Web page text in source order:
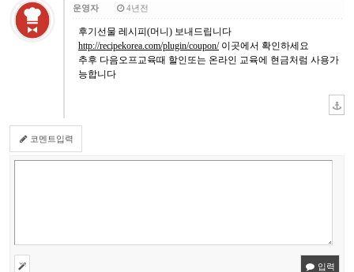
운영자 4년전
후기선물 레시피(머니) 보내드립니다
http://recipekorea.com/plugin/coupon/이곳에서 확인하세요
추후 다음오프교육때 할인또는 온라인 교육에 현금처럼 사용가
능합니다
코멘트입력
입력